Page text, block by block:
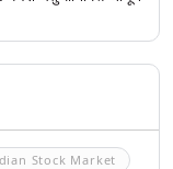
Stock Market